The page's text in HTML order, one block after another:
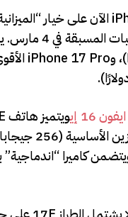
ايفون 16 إي